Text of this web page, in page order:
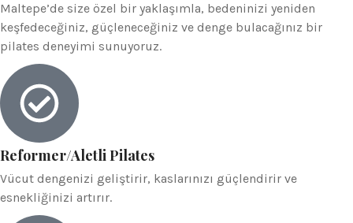
Maltepe’de size özel bir yaklaşımla, bedeninizi yeniden
keşfedeceğiniz, güçleneceğiniz ve denge bulacağınız bir
pilates deneyimi sunuyoruz.
Reformer/Aletli Pilates
Vücut dengenizi geliştirir, kaslarınızı güçlendirir ve
esnekliğinizi artırır.